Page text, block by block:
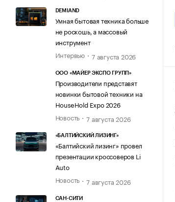
DEMIAND
Умная бытовая техника больше
не роскошь, а массовый
инструмент
Интервью
7 августа 2026
ООО «МАЙЕР ЭКСПО ГРУПП»
Производители представят
новинки бытовой техники на
HouseHold Expo 2026
Новость
7 августа 2026
«БАЛТИЙСКИЙ ЛИЗИНГ»
«Балтийский лизинг» провел
презентации кроссоверов Li
Auto
Новость
7 августа 2026
САН-СИТИ